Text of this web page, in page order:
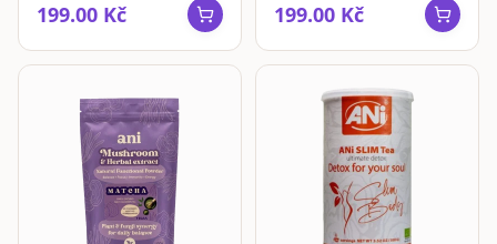
veganským kolagenem pro
celkovou pohodu.
199.00 Kč
chvíle pohody a rituály.
199.00 Kč